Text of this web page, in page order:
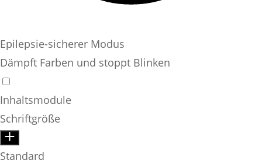
Epilepsie-sicherer Modus
Dämpft Farben und stoppt Blinken
Inhaltsmodule
Schriftgröße
Standard